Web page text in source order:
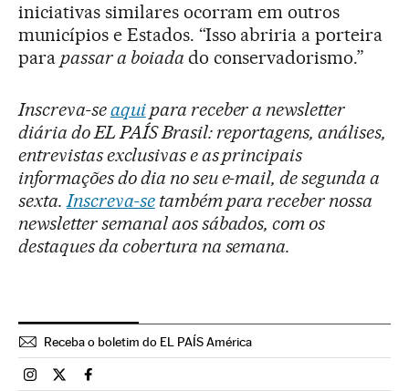
iniciativas similares ocorram em outros
municípios e Estados. “Isso abriria a porteira
para passar a boiada do conservadorismo.”
Inscreva-seaquipara receber a newsletter
diária do EL PAÍS Brasil: reportagens, análises,
entrevistas exclusivas e as principais
informações do dia no seu e-mail, de segunda a
sexta. Inscreva-setambém para receber nossa
newsletter semanal aos sábados, com os
destaques da cobertura na semana.
Receba o boletim do EL PAÍS América
Brasil El País Brasil en Instagram
Brasil El País Brasil en Twitter
Brasil El País Brasil en Facebook